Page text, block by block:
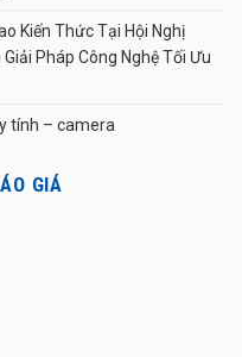
Kiến Thức Tại Hội Nghị
Pháp Công Nghệ Tối Ưu
tính – camera
GIÁ